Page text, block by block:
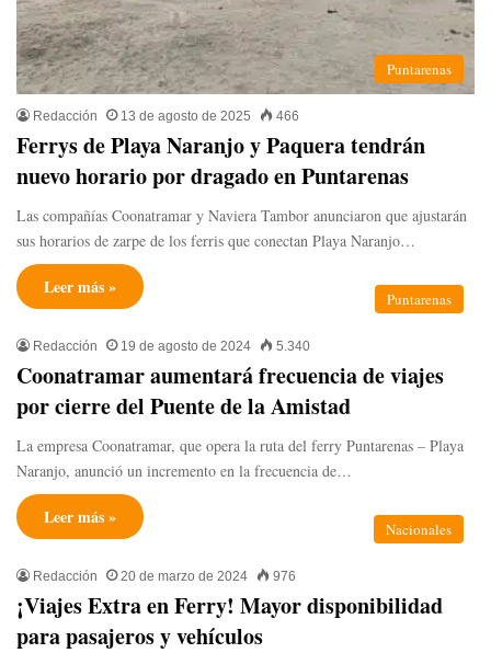
Puntarenas
Redacción 13 de agosto de 2025 466
Ferrys de Playa Naranjo y Paquera tendrán
nuevo horario por dragado en Puntarenas
Las compañías Coonatramar y Naviera Tambor anunciaron que ajustarán
sus horarios de zarpe de los ferris que conectan Playa Naranjo…
Leer más »
Puntarenas
Redacción 19 de agosto de 2024 5.340
Coonatramar aumentará frecuencia de viajes
por cierre del Puente de la Amistad
La empresa Coonatramar, que opera la ruta del ferry Puntarenas – Playa
Naranjo, anunció un incremento en la frecuencia de…
Leer más »
Nacionales
Redacción 20 de marzo de 2024 976
¡Viajes Extra en Ferry! Mayor disponibilidad
para pasajeros y vehículos